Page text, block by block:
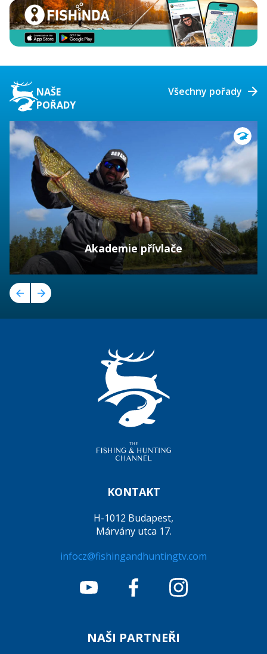
NAŠE
POŘADY
Všechny pořady
Akademie přívlače
KONTAKT
H-1012 Budapest,
Márvány utca 17.
infocz@fishingandhuntingtv.com
NAŠI PARTNEŘI